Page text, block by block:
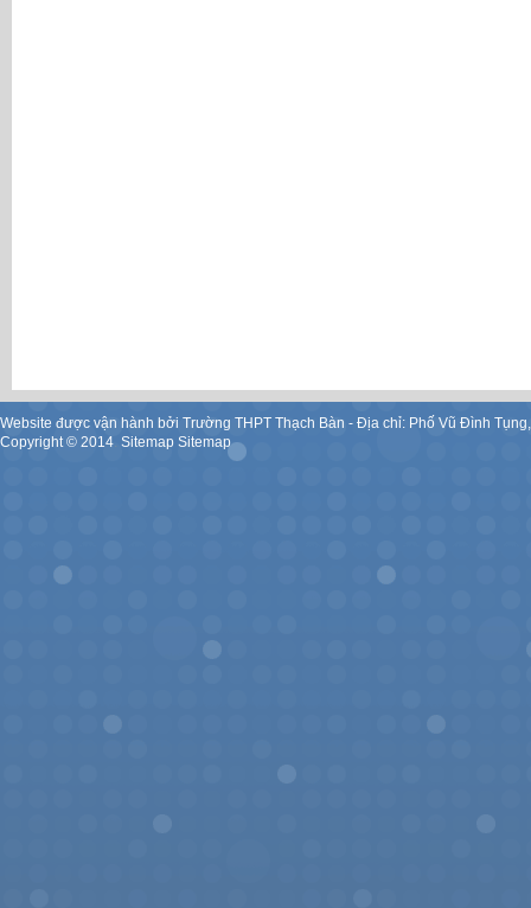
Website được vận hành bởi Trường THPT Thạch Bàn - Địa chỉ: Phố Vũ Đình
Copyright © 2014 Sitemap Sitemap